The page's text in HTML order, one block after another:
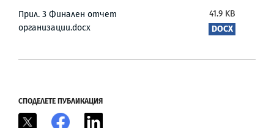
Прил. 3 Финален отчет
организации.docx
41.9 KB
СПОДЕЛЕТЕ ПУБЛИКАЦИЯ
Facebook